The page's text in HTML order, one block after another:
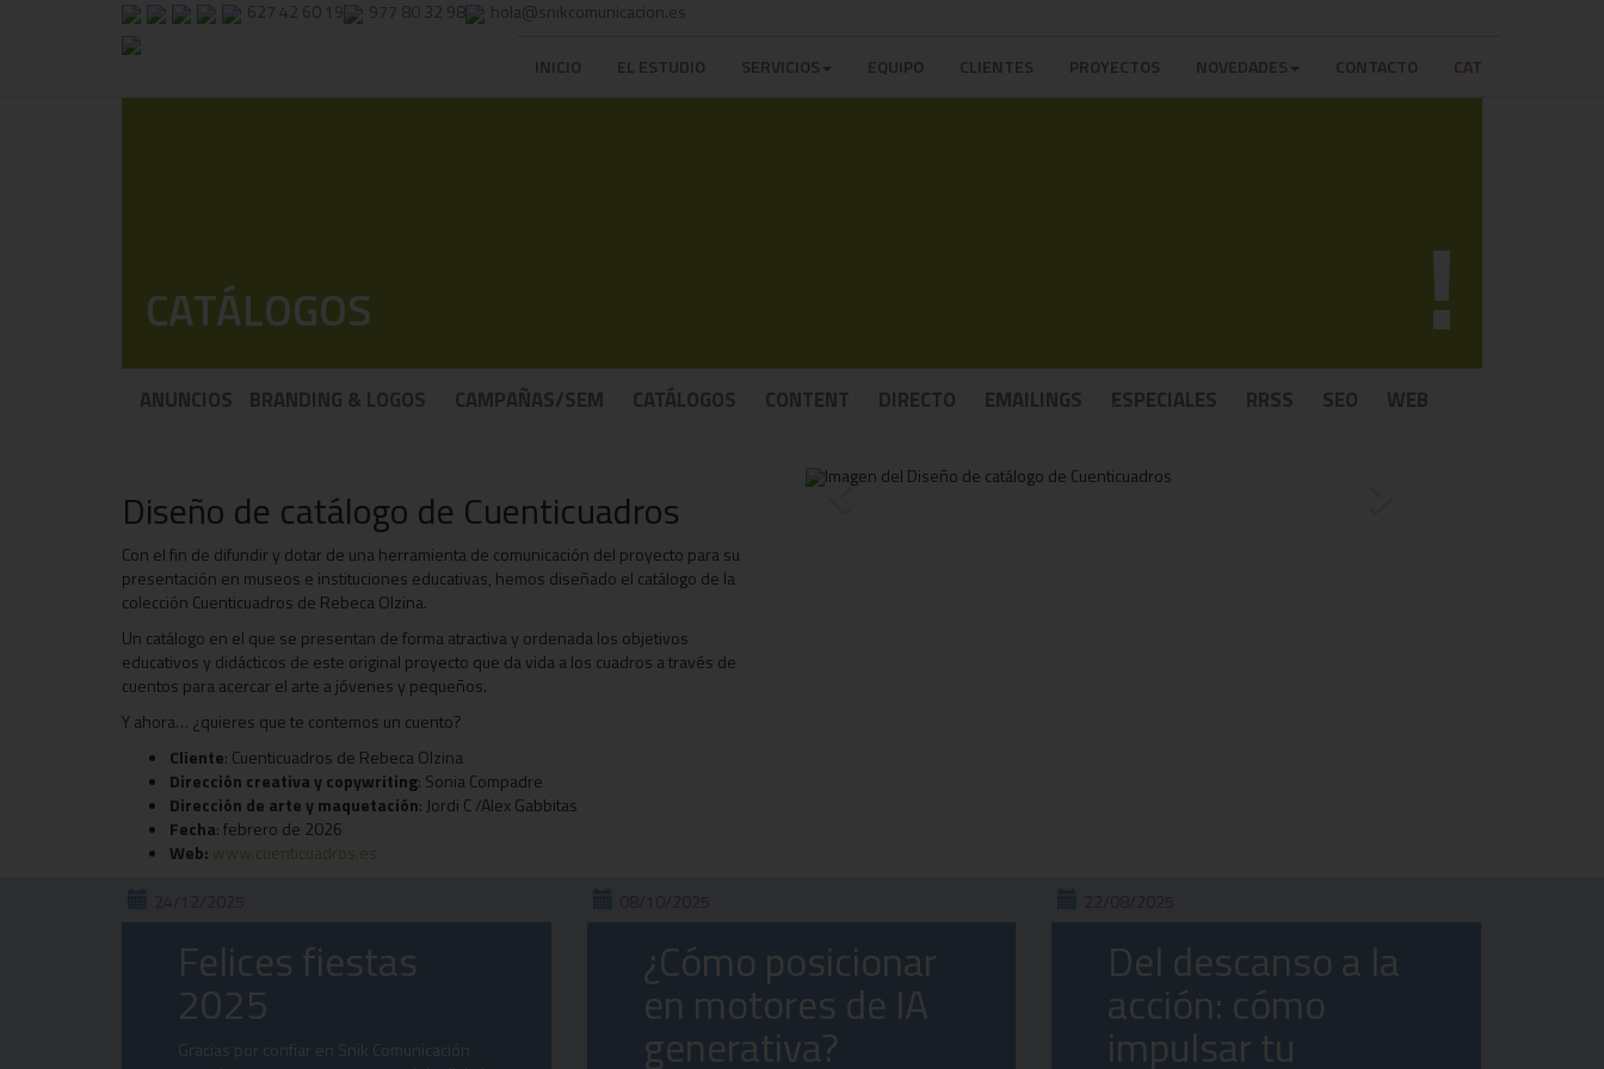
627 42 60 19 977 80 32 98 hola@snikcomunicacion.es
INICIO EL ESTUDIO SERVICIOS EQUIPO CLIENTES PROYECTOS NOVEDADES CONTACTO CAT
!
CATÁLOGOS
ANUNCIOS BRANDING & LOGOS CAMPAÑAS/SEM CATÁLOGOS CONTENT DIRECTO EMAILINGS ESPECIALES RRSS SEO WEB
Diseño de catálogo de Cuenticuadros
Con el fin de difundir y dotar de una herramienta de comunicación del proyecto para su
presentación en museos e instituciones educativas, hemos diseñado el catálogo de la
colección Cuenticuadros de Rebeca Olzina.
Un catálogo en el que se presentan de forma atractiva y ordenada los objetivos
educativos y didácticos de este original proyecto que da vida a los cuadros a través de
cuentos para acercar el arte a jóvenes y pequeños.
Y ahora… ¿quieres que te contemos un cuento?
Cliente: Cuenticuadros de Rebeca Olzina
Dirección creativa y copywriting: Sonia Compadre
Dirección de arte y maquetación: Jordi C /Alex Gabbitas
Fecha: febrero de 2026
Web: www.cuenticuadros.es
Previous
24/12/2025
Felices fiestas
2025
Gracias por confiar en Snik Comunicación
08/10/2025
¿Cómo posicionar
en motores de IA
generativa?
22/08/2025
Del descanso a la
acción: cómo
impulsar tu